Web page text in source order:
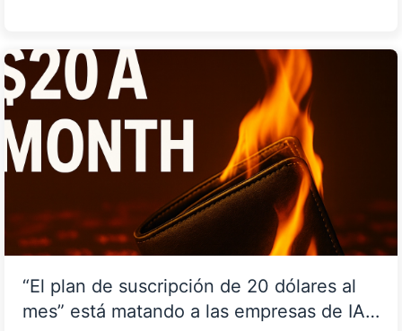
escalabilidad. La adopción de IA en las empresas alcanzó un
punto de inflexión en 2025, el 82 % de los líderes
empresariales consideran la implementación de agentes de
IA como una prioridad estratégica. Sin embargo, a pesar de
esta urgencia, la mayoría de las organiza...
“El plan de suscripción de 20 dólares al
mes” está matando a las empresas de IA.